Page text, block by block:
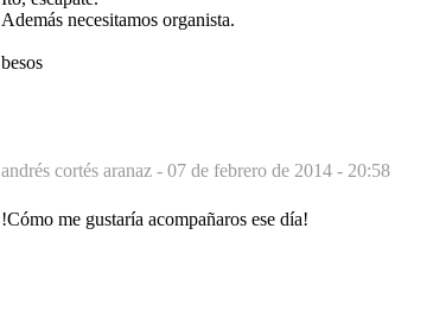
Además necesitamos organista.
besos
andrés cortés aranaz - 07 de febrero de 2014 - 20:58
!Cómo me gustaría acompañaros ese día!